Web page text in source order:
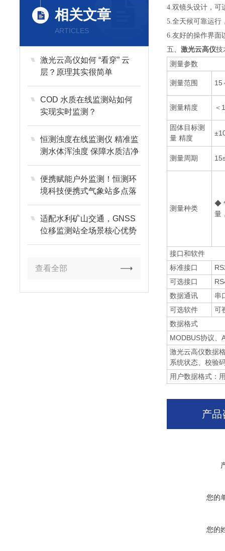
相关文章
ARTICLES
激光云高仪如何 “看穿” 云
层？原理其实很简单
COD 水质在线监测站如何
实现实时监测？
恒测浊度在线监测仪 精准监
测水体浑浊度 保障水质洁净
达标
便携赋能户外监测！恒测环
境科技便携式气象站多点落
地见效
适配水利矿山交通，GNSS
位移监测站全场景核心优势
查看全部
4.双镜头设计，可
5.全天候可靠运行
6.友好的操作界面
五、激光云高仪技
测量参数
测量范围 15
测量精度 ＜
固体目标测
量 精度
测量周期
测量种类
◆
量
接口和软件
标准接口
可选接口
数据通讯
串
可选软件
可
数据格式
MODBUS协议、
激光云高仪数据
系统状态、校验
用户数据格式：
产品
您的
您的